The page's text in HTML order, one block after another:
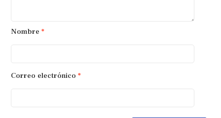
Nombre *
Correo electrónico *